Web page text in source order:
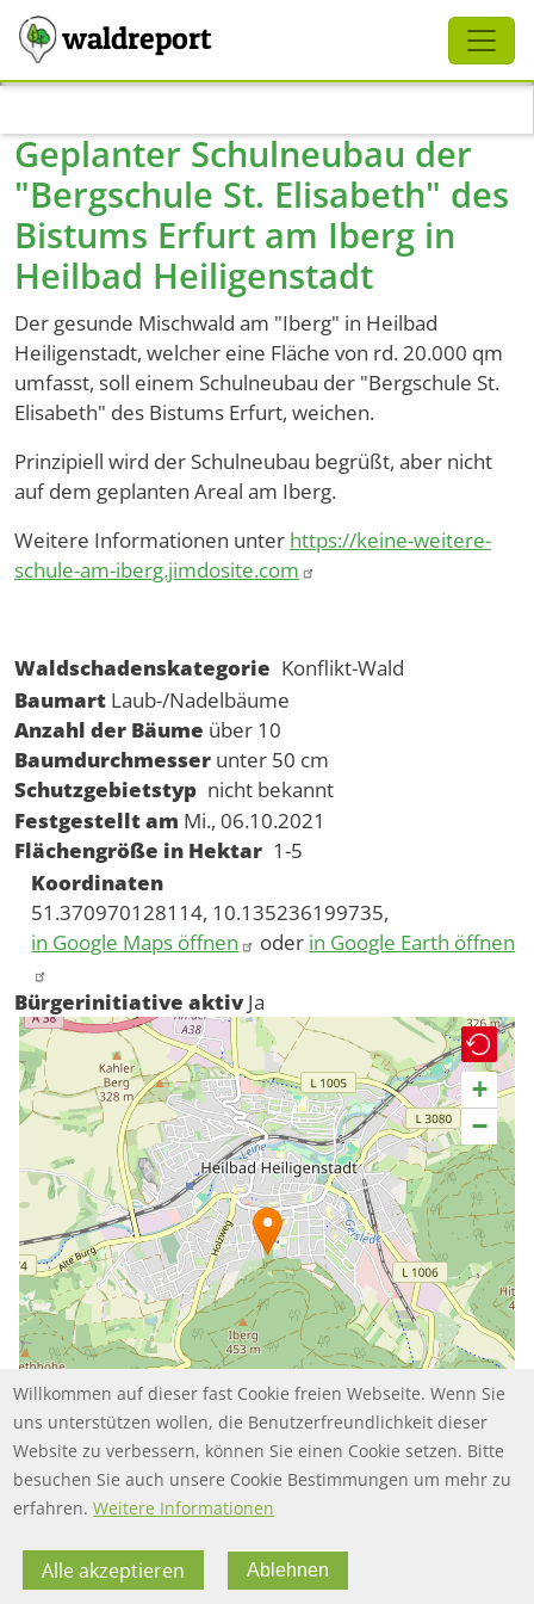
waldreport
Geplanter Schulneubau der
"Bergschule St. Elisabeth" des
Bistums Erfurt am Iberg in
Heilbad Heiligenstadt
Der gesunde Mischwald am "Iberg" in Heilbad
Heiligenstadt, welcher eine Fläche von rd. 20.000 qm
umfasst, soll einem Schulneubau der "Bergschule St.
Elisabeth" des Bistums Erfurt, weichen.
Prinzipiell wird der Schulneubau begrüßt, aber nicht
auf dem geplanten Areal am Iberg.
Weitere Informationen unter https://keine-weitere-
schule-am-iberg.jimdosite.com
Waldschadenskategorie Konflikt-Wald
Baumart Laub-/Nadelbäume
Anzahl der Bäume über 10
Baumdurchmesser unter 50 cm
Schutzgebietstyp nicht bekannt
Festgestellt am Mi., 06.10.2021
Flächengröße in Hektar 1-5
Koordinaten
51.370970128114, 10.135236199735,
in Google Maps öffnen
oder in Google Earth öffnen
Bürgerinitiative aktiv Ja
+
−
Leaflet | ©OpenStreetMapcontributors
Schliessen
FOOTER MENU
FAQ FOOTER-DATENSCHUTZ
Datenschutz
Willkommen auf dieser fast Cookie freien Webseite. Wenn Sie
uns unterstützen wollen, die Benutzerfreundlichkeit dieser
Website zu verbessern, können Sie einen Cookie setzen. Bitte
besuchen Sie auch unsere Cookie Bestimmungen um mehr zu
erfahren. Weitere Informationen
Alle akzeptieren Ablehnen